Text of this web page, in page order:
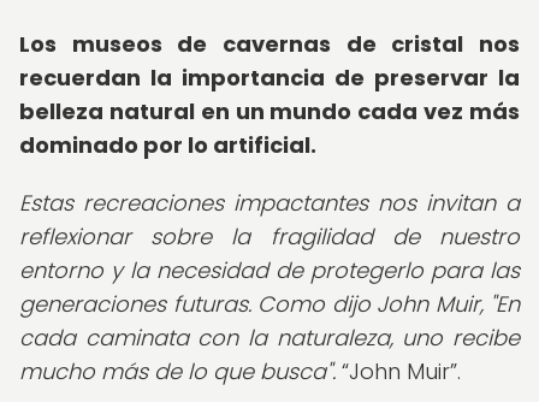
Los museos de cavernas de cristal nos
recuerdan la importancia de preservar la
belleza natural en un mundo cada vez más
dominado por lo artificial.
Estas recreaciones impactantes nos invitan a
reflexionar sobre la fragilidad de nuestro
entorno y la necesidad de protegerlo para las
generaciones futuras. Como dijo John Muir, "En
cada caminata con la naturaleza, uno recibe
mucho más de lo que busca". John Muir .